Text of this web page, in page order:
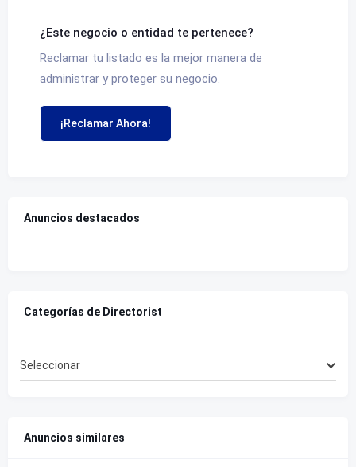
¿Este negocio o entidad te pertenece?
Reclamar tu listado es la mejor manera de
administrar y proteger su negocio.
¡Reclamar Ahora!
Anuncios destacados
Categorías de Directorist
Seleccionar
Anuncios similares